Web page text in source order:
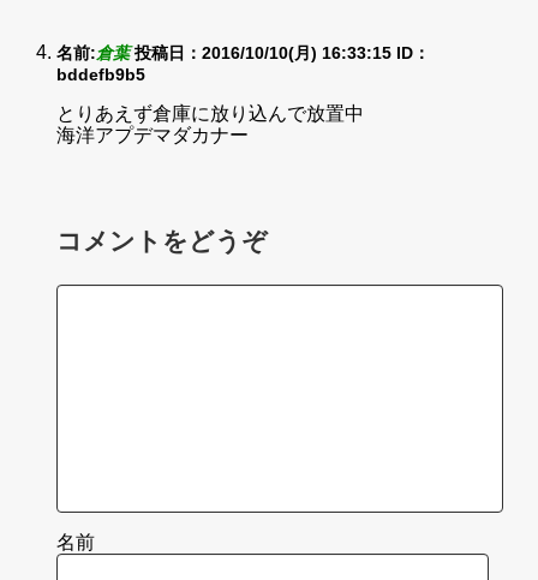
名前:倉葉 投稿日：2016/10/10(月) 16:33:15 ID：
bddefb9b5
とりあえず倉庫に放り込んで放置中
海洋アプデマダカナー
コメントをどうぞ
名前